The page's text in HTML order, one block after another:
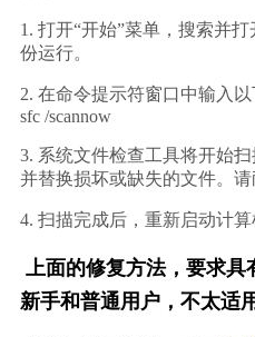
1. 打开“开始”菜单，搜索并
份运行。
2. 在命令提示符窗口中输入以
sfc /scannow
3. 系统文件检查工具将开始
并替换损坏或缺失的文件。请
4. 扫描完成后，重新启动计
上面的修复方法，要求具
新手和普通用户，不太适用